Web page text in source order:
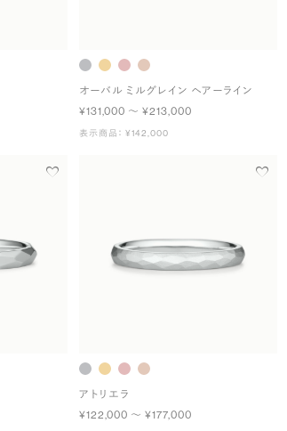
オーバル ミルグレイン ヘアーライン
¥131,000 〜 ¥213,000
表示商品： ¥142,000
アトリエラ
¥122,000 〜 ¥177,000